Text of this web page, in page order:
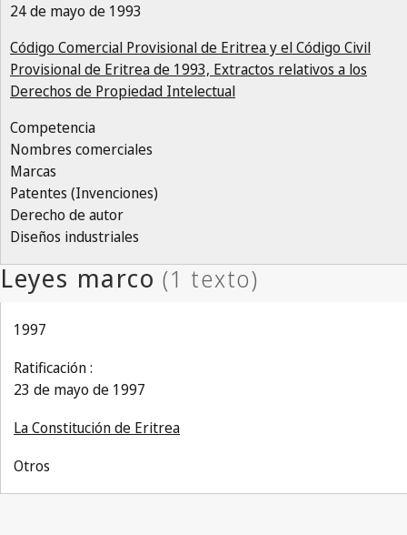
24 de mayo de 1993
Código Comercial Provisional de Eritrea y el Código Civil
Provisional de Eritrea de 1993, Extractos relativos a los
Derechos de Propiedad Intelectual
Competencia
Nombres comerciales
Marcas
Patentes (Invenciones)
Derecho de autor
Diseños industriales
1997
Ratificación :
23 de mayo de 1997
La Constitución de Eritrea
Otros